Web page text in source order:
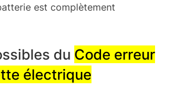
est complètement
du Code erreur
électrique